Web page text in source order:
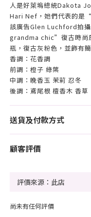
人是好萊塢總統Dakota
Hari Nef，她們代表的是
該廣告Glen Luchford拍
grandma chic”復古時尚
瓶，復古灰粉色，並飾有
香調：花香調
前調：橙子 綠葉
中調：晚香玉 茉莉 忍冬
後調：鳶尾根 檀香木 香草
送貨及付款方式
顧客評價
尚未有任何評價